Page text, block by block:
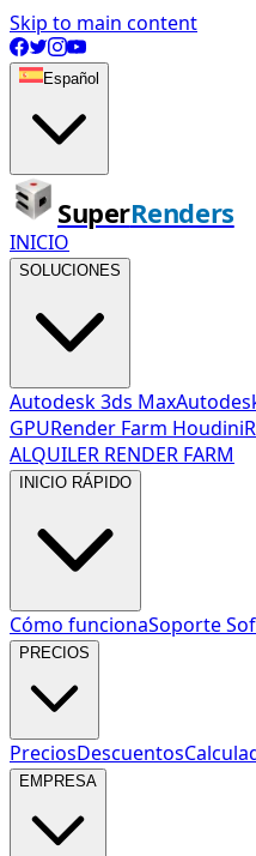
Skip to main content
Español
SuperRenders
INICIO
SOLUCIONES
Autodesk 3ds Max
GPURender Farm Houdini
ALQUILER RENDER FARM
INICIO RÁPIDO
Cómo funcionaSoporte
PRECIOS
PreciosDescuentos
EMPRESA